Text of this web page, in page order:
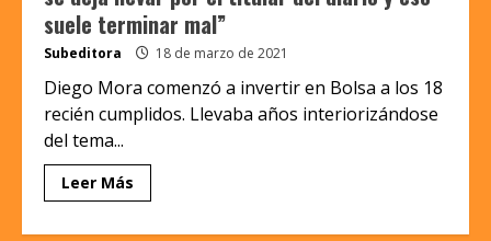
suele terminar mal”
Subeditora 18 de marzo de 2021
Diego Mora comenzó a invertir en Bolsa a los 18
recién cumplidos. Llevaba años interiorizándose
del tema...
Leer Más